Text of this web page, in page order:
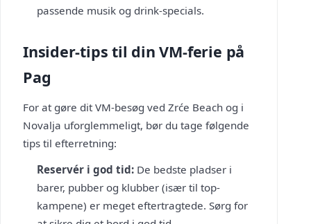
passende musik og drink-specials.
Insider-tips til din VM-ferie på
Pag
For at gøre dit VM-besøg ved Zrće Beach og i
Novalja uforglemmeligt, bør du tage følgende
tips til efterretning:
Reservér i god tid: De bedste pladser i
barer, pubber og klubber (især til top-
kampene) er meget eftertragtede. Sørg for